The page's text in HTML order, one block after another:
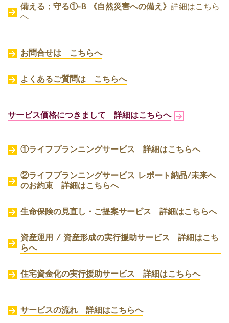
備える ; 守る①-B 《自然災害への備え》 詳細はこちら
へ
お問合せは こちらへ
よくあるご質問は こちらへ
サービス価格につきまして 詳細はこちらへ
①ライフプランニングサービス 詳細はこちらへ
②ライフプランニングサービス レポート納品/未来へ
のお約束 詳細はこちらへ
生命保険の見直し・ご提案サービス 詳細はこちらへ
資産運用 / 資産形成の実行援助サービス 詳細はこち
らへ
住宅資金化の実行援助サービス 詳細はこちらへ
サービスの流れ 詳細はこちらへ